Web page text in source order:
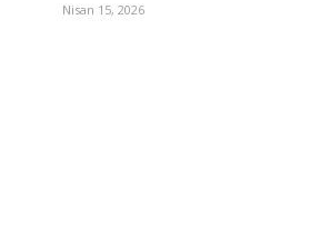
Nisan 15, 2026